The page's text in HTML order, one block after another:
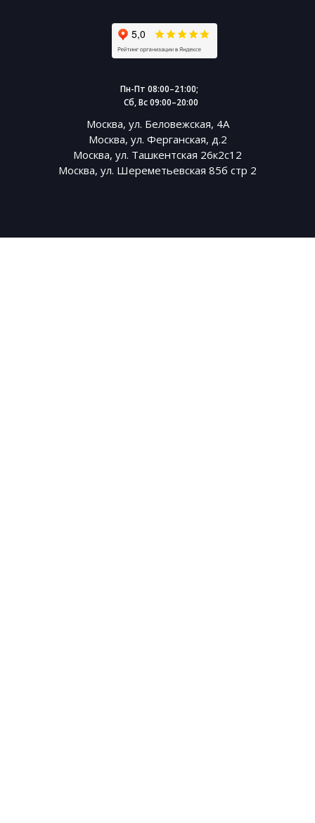
Пн-Пт 08:00–21:00;
Сб, Вс 09:00–20:00
Москва, ул. Беловежская, 4А
Москва, ул. Ферганская, д.2
Москва, ул. Ташкентская 26к2с12
Москва, ул. Шереметьевская 85б стр 2